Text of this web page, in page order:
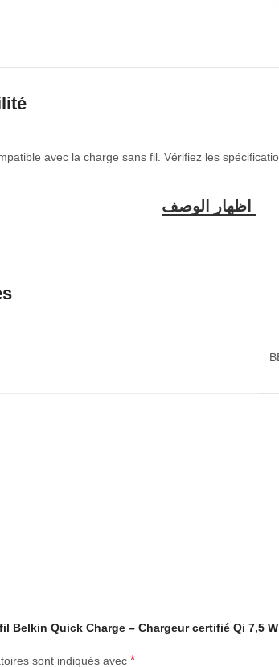
avec la charge sans fil. Vérifiez les
Belkin Quick Charge – Chargeur certifié Qi 7,5
sont indiqués avec *